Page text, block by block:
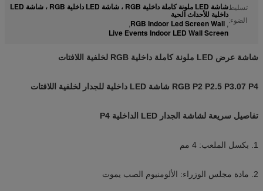
تسليط
الضوء:
شاشة LED ملونة كاملة داخلية RGB ، شاشة LED داخلية RGB ، شاشة LED
داخلية للأحداث الحية
,
RGB Indoor Led Screen Wall
,
Live Events Indoor LED Wall Screen
شاشة عرض LED ملونة كاملة داخلية RGB لخلفية اللافتات
RGB P2 P2.5 P3.07 P4 شاشة LED داخلية للجدار لخلفية اللافتات
تفاصيل سريعة لشاشة الجدار LED الداخلية P4
1. بكسل الملعب: 4 مم
2. مادة مجلس الوزراء: الألومنيوم الصب يموت